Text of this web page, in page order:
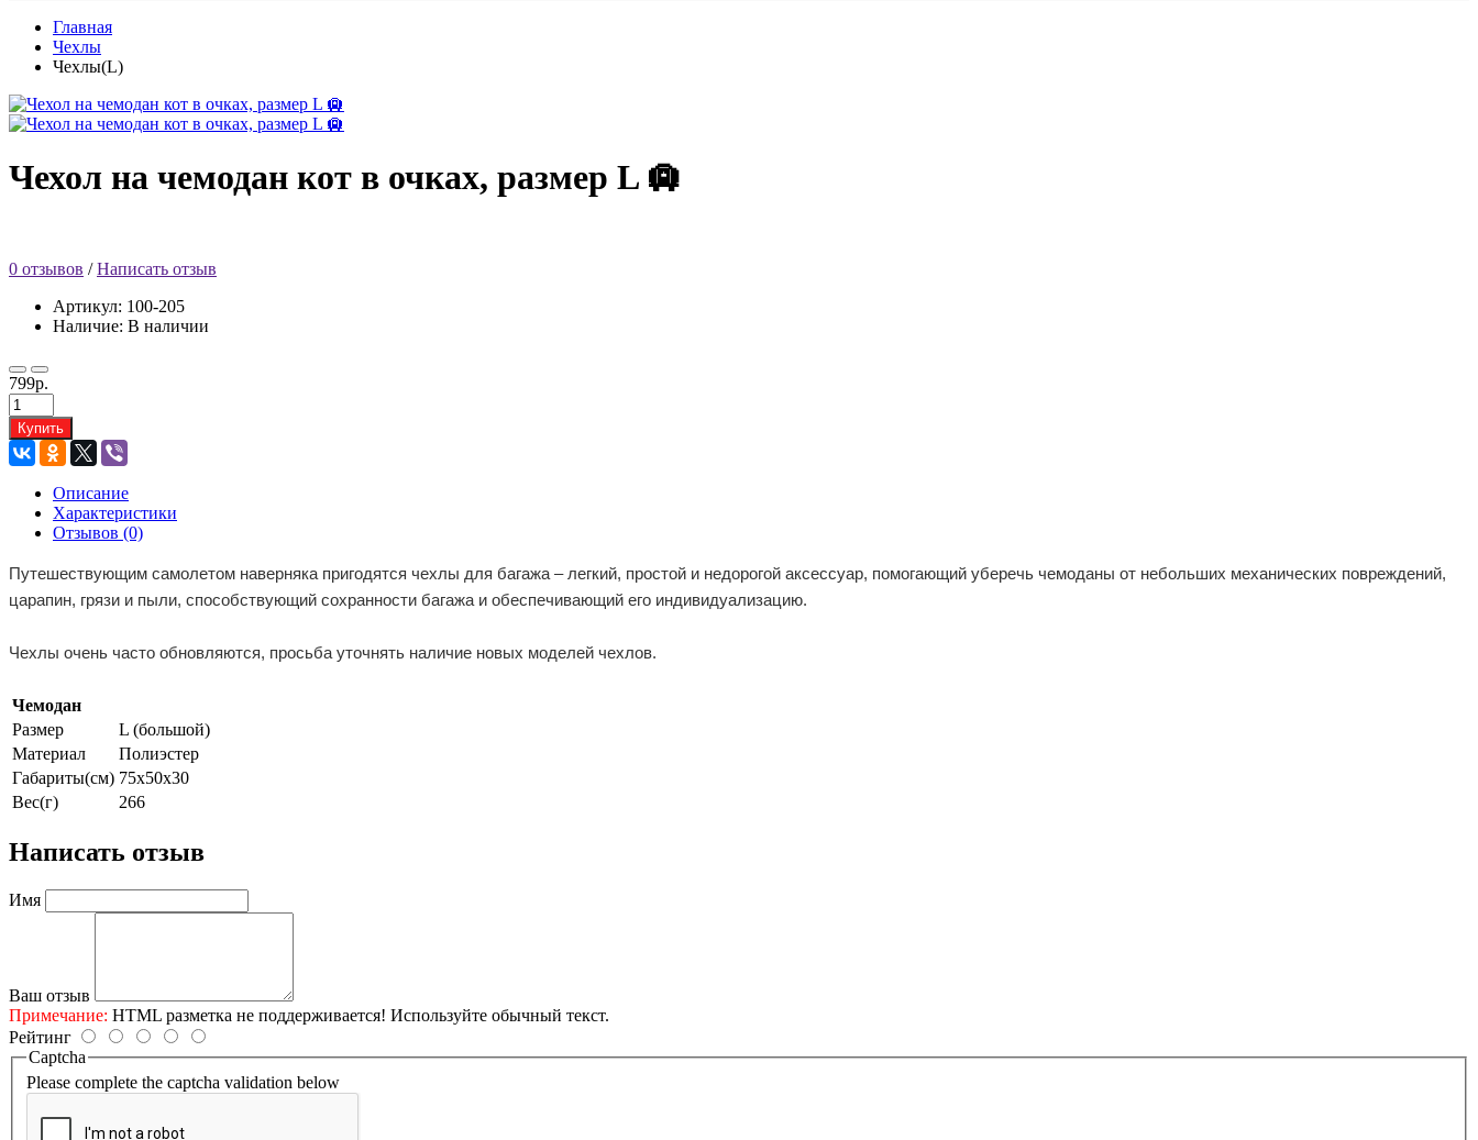
Главная
Чехлы
Чехлы(L)
Чехол на чемодан кот в очках, размер L 🛄
0 отзывов /Написать отзыв
Артикул: 100-205
Наличие: В наличии
799р.
Купить
Описание
Характеристики
Отзывов (0)
Путешествующим самолетом наверняка пригодятся чехлы для багажа – легкий, простой и недорогой аксессуар, помогающий уберечь чемоданы от небольших механических повреждений,
царапин, грязи и пыли, способствующий сохранности багажа и обеспечивающий его индивидуализацию.
Чехлы очень часто обновляются, просьба уточнять наличие новых моделей чехлов.
Чемодан
Размер
L (большой)
Материал
Полиэстер
Габариты(см) 75х50х30
Вес(г)
266
Написать отзыв
Имя
Ваш отзыв
Примечание: HTML разметка не поддерживается! Используйте обычный текст.
Рейтинг
Captcha
Please complete the captcha validation below